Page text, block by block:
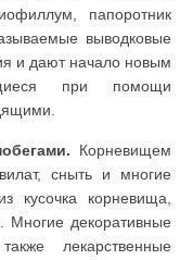
папоротник
выводковые
и дают начало новым
при помощи
Корневищем
сныть и многие
кусочка корневища,
Многие декоративные
лекарственные